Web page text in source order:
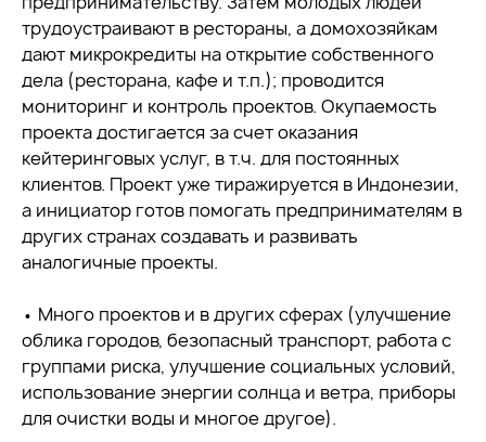
трудоустраивают в рестораны, а домохозяйкам
дают микрокредиты на открытие собственного
дела (ресторана, кафе и т.п.); проводится
мониторинг и контроль проектов. Окупаемость
проекта достигается за счет оказания
кейтеринговых услуг, в т.ч. для постоянных
клиентов. Проект уже тиражируется в Индонезии,
а инициатор готов помогать предпринимателям в
других странах создавать и развивать
аналогичные проекты.
• Много проектов и в других сферах (улучшение
облика городов, безопасный транспорт, работа с
группами риска, улучшение социальных условий,
использование энергии солнца и ветра, приборы
для очистки воды и многое другое).